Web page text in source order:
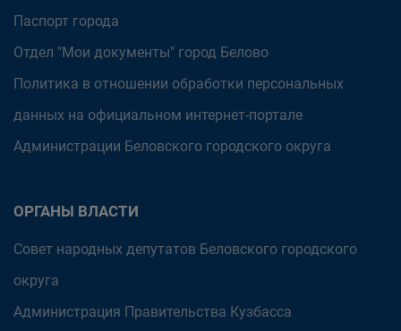
Паспорт города
Отдел "Мои документы" город Белово
Политика в отношении обработки персональных
данных на официальном интернет-портале
Администрации Беловского городского округа
ОРГАНЫ ВЛАСТИ
Совет народных депутатов Беловского городского
округа
Администрация Правительства Кузбасса